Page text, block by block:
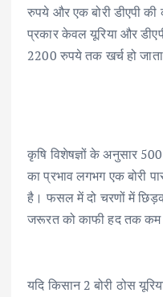
रुपये और एक बोरी डीएपी
प्रकार केवल यूरिया और
2200 रुपये तक खर्च हो
कृषि विशेषज्ञों के अनुसार
का प्रभाव लगभग एक बोरी
है। फसल में दो चरणों में
जरूरत को काफी हद तक कम
यदि किसान 2 बोरी ठोस